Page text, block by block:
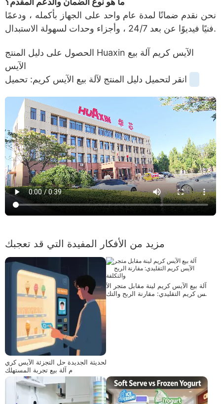
نحن نقدم ضمانًا لمدة عام واحد على الجهاز بأكمله ، ودعمًا
فنيًا فيديوًا عن بعد 24/7 ، وأجزاء وحدات لسهولة الاستبدال.
الحصول على دليل المنتج Huaxin الآيس كريم آلة بيع
الآيس
مزيد من الأفكار المفيدة التي قد تعجبك
الحديثة الجديدة حل التجزئة الآيس كري
م آلة بيع تجربة المستهلك
آلة بيع الآيس كريم لينة مقابل متجر الآ
يس كريم التقليدي: مقارنة الربح والتك